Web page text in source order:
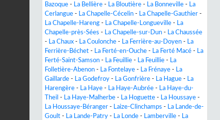
Bazoque - La Bellière - La Bloutière - La Bonneville - La
Cerlangue - La Chapelle-Cécelin - La Chapelle-Gauthier -
La Chapelle-Hareng - La Chapelle-Longueville - La
Chapelle-près-Sées - La Chapelle-sur-Dun - La Chaussée
- La Chaux - La Coulonche - La Ferrière-au-Doyen - La
Ferrière-Béchet - La Ferté-en-Ouche - La Ferté Macé - La
Ferté-Saint-Samson - La Feuillie - La Feuillie - La
Folletière-Abenon - La Fontelaye - La Frénaye - La
Gaillarde - La Godefroy - La Gonfrière - La Hague - La
Harengère - La Haye - La Haye-Aubrée - La Haye-du-
Theil - La Haye-Malherbe - La Hoguette - La Houssaye -
La Houssaye-Béranger - Laize-Clinchamps - La Lande-de-
Goult - La Lande-Patry - La Londe - Lamberville - La